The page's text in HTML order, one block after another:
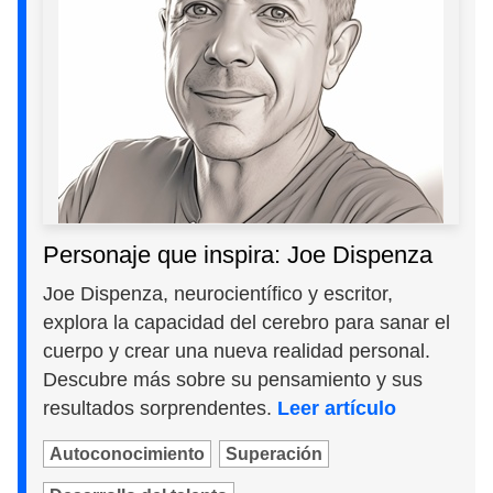
Personaje que inspira: Joe Dispenza
Joe Dispenza, neurocientífico y escritor,
explora la capacidad del cerebro para sanar el
cuerpo y crear una nueva realidad personal.
Descubre más sobre su pensamiento y sus
resultados sorprendentes. Leer artículo
Autoconocimiento Superación